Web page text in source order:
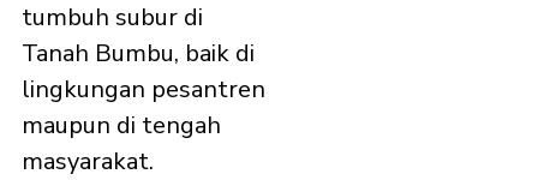
tumbuh subur di
Tanah Bumbu, baik di
lingkungan pesantren
maupun di tengah
masyarakat.